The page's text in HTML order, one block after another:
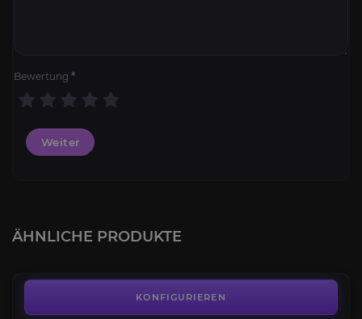
Bewertung *
Weiter
ÄHNLICHE PRODUKTE
KONFIGURIEREN
2v2 Arena